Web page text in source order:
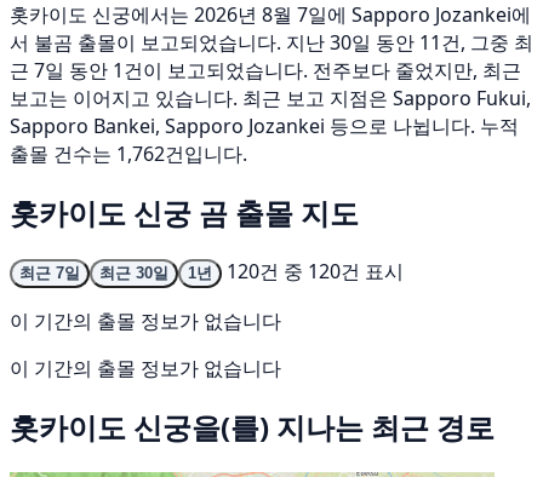
홋카이도 신궁에서는 2026년 8월 7일에 Sapporo Jozankei에
서 불곰 출몰이 보고되었습니다. 지난 30일 동안 11건, 그중 최
근 7일 동안 1건이 보고되었습니다. 전주보다 줄었지만, 최근
보고는 이어지고 있습니다. 최근 보고 지점은 Sapporo Fukui,
Sapporo Bankei, Sapporo Jozankei 등으로 나뉩니다. 누적
출몰 건수는 1,762건입니다.
홋카이도 신궁 곰 출몰 지도
최근 7일 최근 30일 1년
120건 중 120건 표시
이 기간의 출몰 정보가 없습니다
이 기간의 출몰 정보가 없습니다
홋카이도 신궁을(를) 지나는 최근 경로